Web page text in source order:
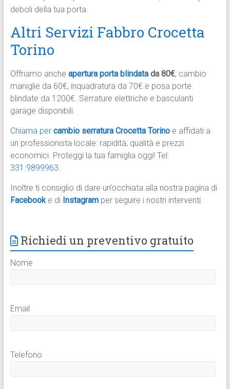
deboli della tua porta.
Altri Servizi Fabbro Crocetta
Torino
Offriamo anche apertura porta blindatada 80€, cambio
maniglie da 60€, inquadratura da 70€ e posa porte
blindate da 1200€. Serrature elettriche e basculanti
garage disponibili.
Chiama per cambio serratura Crocetta Torinoe affidati a
un professionista locale: rapidità, qualità e prezzi
economici. Proteggi la tua famiglia oggi! Tel:
331.9899963.
Inoltre ti consiglio di dare un’occhiata alla nostra pagina di
Facebook e di Instagram per seguire i nostri interventi.
Richiedi un preventivo gratuito
Nome
Email
Telefono